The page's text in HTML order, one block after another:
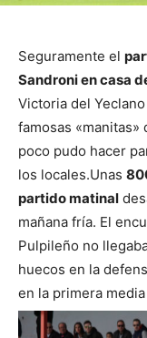
Seguramente el
Sandroni en casa
Victoria del
famosas
poco pudo hacer
los locales.Unas
partido matinal
mañana fría. El
Pulpileño no
huecos en la
en la primera